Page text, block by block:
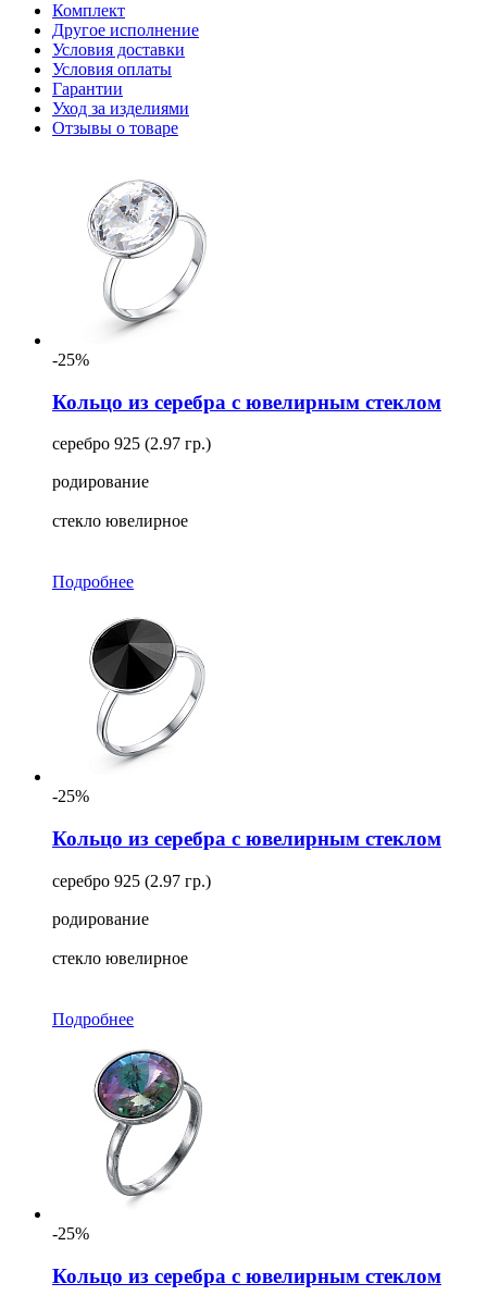
Комплект
Другое исполнение
Условия доставки
Условия оплаты
Гарантии
Уход за изделиями
Отзывы о товаре
-25%
Кольцо из серебра с ювелирным стеклом
серебро 925 (2.97 гр.)
родирование
стекло ювелирное
Подробнее
-25%
Кольцо из серебра с ювелирным стеклом
серебро 925 (2.97 гр.)
родирование
стекло ювелирное
Подробнее
-25%
Кольцо из серебра с ювелирным стеклом